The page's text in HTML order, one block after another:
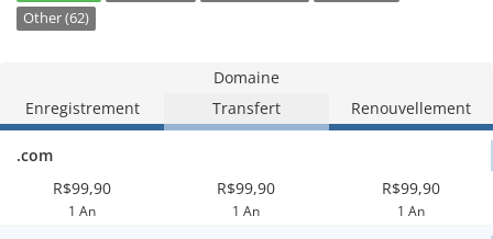
Other (62)
Domaine
Enregistrement
Transfert Renouvellement
.com
R$99,90
1 An
R$99,90
1 An
R$99,90
1 An